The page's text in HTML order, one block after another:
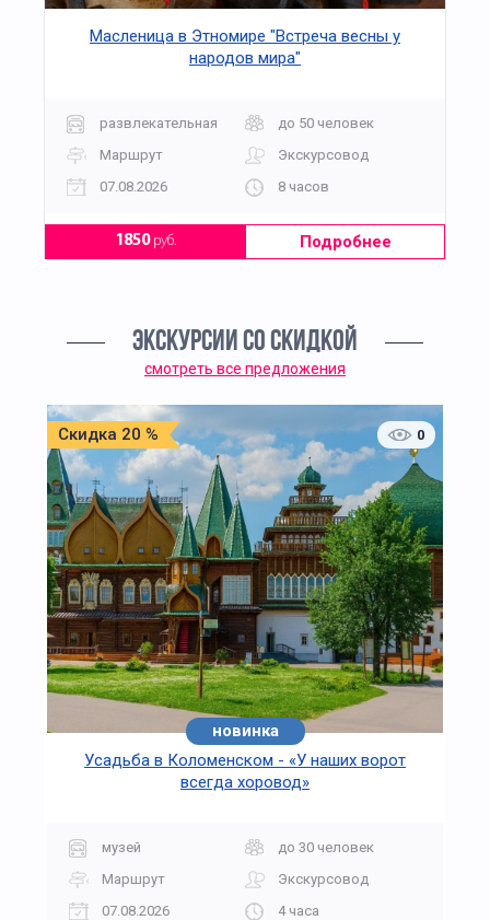
Масленица в Этномире "Встреча весны у
народов мира"
развлекательная
до 50 человек
Маршрут
Экскурсовод
07.08.2026
8 часов
1850руб. Подробнее
ЭКСКУРСИИ СО СКИДКОЙ
смотреть все предложения
Скидка 20 % 0
новинка
Усадьба в Коломенском - «У наших ворот
всегда хоровод»
музей
до 30 человек
Маршрут
Экскурсовод
07.08.2026
4 часа